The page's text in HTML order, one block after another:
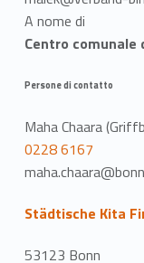
A nome di
Centro comunale
Persone di contatto
Maha Chaara
0228 6167
Städtische Kita
53123 Bonn